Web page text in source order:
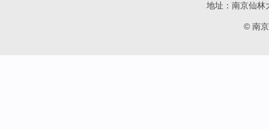
地址：南京仙林
© 南